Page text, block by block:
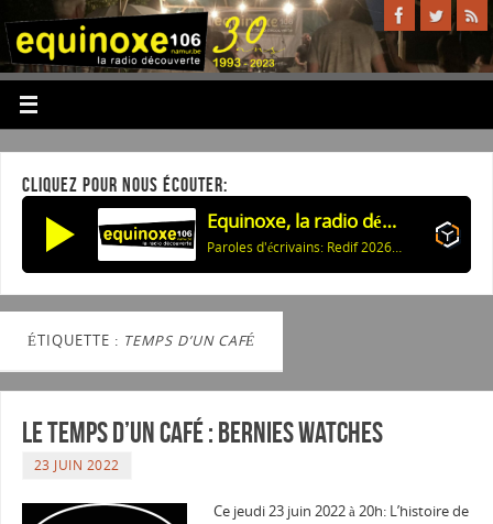
CLIQUEZ POUR NOUS ÉCOUTER:
Equinoxe, la radio découverte
Paroles d'écrivains: Redif 2026: Celui qui revient (K.Han) & Ann d'Angleterre (J.Deck)
ÉTIQUETTE : TEMPS D’UN CAFÉ
Le temps d’un café : Bernies watches
23 JUIN 2022
Ce jeudi 23 juin 2022 à 20h: L’histoire de